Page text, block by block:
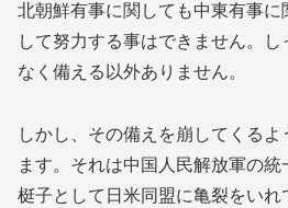
北朝鮮有事に関しても中東有事
して努力する事はできません。
なく備える以外ありません。
しかし、その備えを崩してくる
ます。それは中国人民解放軍の
梃子として日米同盟に亀裂をいれ